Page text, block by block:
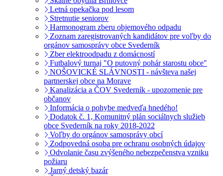
Letná opekačka pod lesom
Stretnutie seniorov
Harmonogram zberu objemového odpadu
Zoznam zaregistrovaných kandidátov pre voľby do
orgánov samosprávy obce Svederník
Zber elektroodpadu z domácností
Futbalový turnaj "O putovný pohár starostu obce"
NOŠOVICKÉ SLÁVNOSTI - návšteva našej
partnerskej obce na Morave
Kanalizácia a ČOV Svederník - upozornenie pre
občanov
Informácia o pohybe medveďa hnedého!
Dodatok č. 1, Komunitný plán sociálnych služieb
obce Svederník na roky 2018-2022
Voľby do orgánov samosprávy obcí
Zodpovedná osoba pre ochranu osobných údajov
Odvolanie času zvýšeného nebezpečenstva vzniku
požiaru
Jarný detský bazár